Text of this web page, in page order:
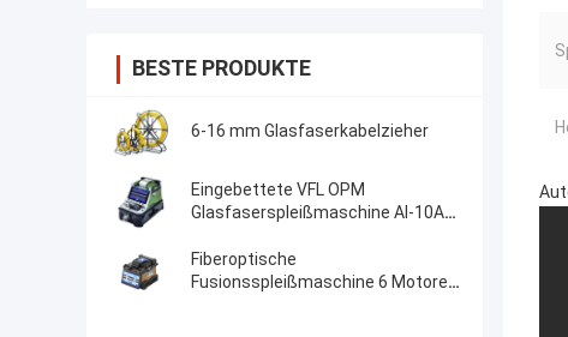
BESTE PRODUKTE
6-16 mm Glasfaserkabelzieher
Eingebettete VFL OPM
Glasfaserspleißmaschine AI-10A
Fusion Splicer
Fiberoptische
Fusionsspleißmaschine 6 Motoren